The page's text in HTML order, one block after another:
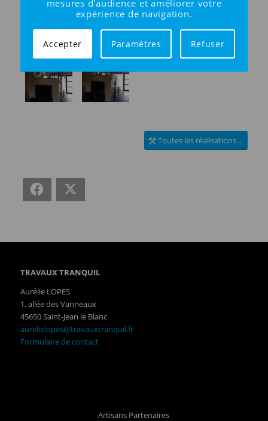
Toutes les réalisations...
Facebook
TRAVAUX TRANQUIL
Aurélie LOPES
1, allée des Vanneaux
45650 Saint-Jean le Blanc
aurelielopes@travauxtranquil.fr
Formulaire de contact
Artisans Partenaires
mesures d'audience et améliorer votre
expérience de navigation.
Accepter Paramètres Refuser